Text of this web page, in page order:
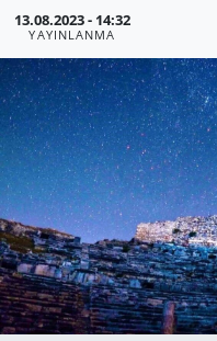
13.08.2023 - 14:32
YAYINLANMA
GENEL
GÜNDEM
HABERDE İNSAN
KÜLTÜR SANAT
MAGAZİN
POLİTİKA
Haber Arşivi